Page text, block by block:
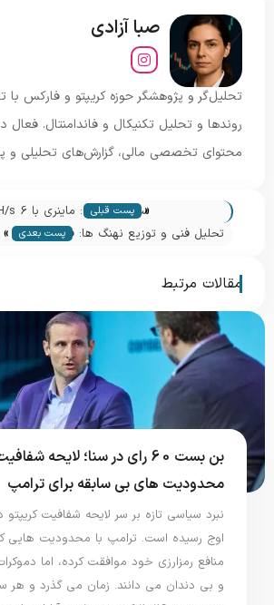
صبا آزادی
تحلیل‌گر و پژوهشگر حوزه کریپتو و فارکس با
روندها و تحلیل تکنیکال و فاندامنتال. فعال
محتوای تخصصی مالی، گزارش‌های تحلیلی و
« پست قبلی
بیت کوین را استخراج کرد
تحلیل فنی و توزیع نهنگ ها: فشار فروش
پست بعدی »
مقالات مرتبط
بن بست 60 رای در سنا؛ لایحه
محدودیت های بی سابقه برای ترامپ
نبرد سیاسی تازه بر سر لایحه شفافیت کریپتو
اوج رسیده است. ترامپ با محدودیت هایی
منافع رمزارزی خود موافقت کرده، اما دموکرات
و بی دندان می دانند. زمان می گذرد و